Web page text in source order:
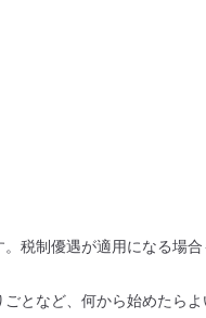
税制優遇が適用になる場
など、何から始めたら